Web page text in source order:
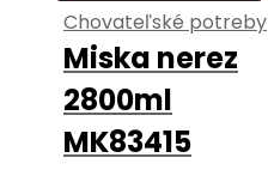
Chovateľské potreby
Miska nerez
2800ml
MK83415